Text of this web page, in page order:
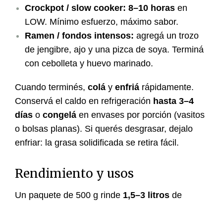
Crockpot / slow cooker: 8–10 horas en
LOW. Mínimo esfuerzo, máximo sabor.
Ramen / fondos intensos: agregá un trozo
de jengibre, ajo y una pizca de soya. Terminá
con cebolleta y huevo marinado.
Cuando terminés, colá y enfriá rápidamente.
Conservá el caldo en refrigeración hasta 3–4
días o congelá en envases por porción (vasitos
o bolsas planas). Si querés desgrasar, dejalo
enfriar: la grasa solidificada se retira fácil.
Rendimiento y usos
Un paquete de 500 g rinde 1,5–3 litros de